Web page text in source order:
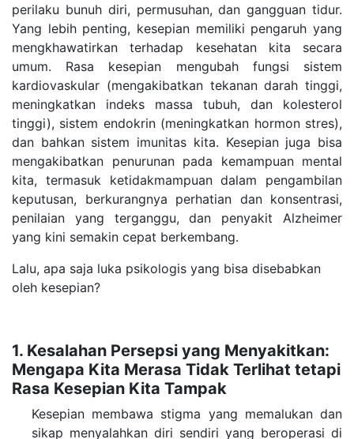
perilaku bunuh diri, permusuhan, dan gangguan tidur.
Yang lebih penting, kesepian memiliki pengaruh yang
mengkhawatirkan terhadap kesehatan kita secara
umum. Rasa kesepian mengubah fungsi sistem
kardiovaskular (mengakibatkan tekanan darah tinggi,
meningkatkan indeks massa tubuh, dan kolesterol
tinggi), sistem endokrin (meningkatkan hormon stres),
dan bahkan sistem imunitas kita. Kesepian juga bisa
mengakibatkan penurunan pada kemampuan mental
kita, termasuk ketidakmampuan dalam pengambilan
keputusan, berkurangnya perhatian dan konsentrasi,
penilaian yang terganggu, dan penyakit Alzheimer
yang kini semakin cepat berkembang.
Lalu, apa saja luka psikologis yang bisa disebabkan
oleh kesepian?
1. Kesalahan Persepsi yang Menyakitkan:
Mengapa Kita Merasa Tidak Terlihat tetapi
Rasa Kesepian Kita Tampak
Kesepian membawa stigma yang memalukan dan
sikap menyalahkan diri sendiri yang beroperasi di